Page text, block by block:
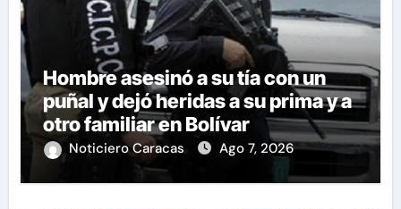
Hombre asesinó a su tía con un
puñal y dejó heridas a su prima y a
otro familiar en Bolívar
Noticiero Caracas Ago 7, 2026